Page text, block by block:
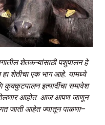
शेतकऱ्यांसाठी पशुपालनहे
हा शेतीचा एक भाग आहे. यामध्ये
कुक्कुटपालन इत्यादींचा समावेश
आहोत. आज आपण जाणून
जाती आहेत ज्यातून पाळणा–